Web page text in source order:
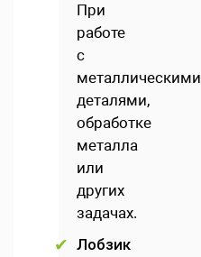
При
работе
с
металлическими
деталями,
обработке
металла
или
других
задачах.
Лобзик